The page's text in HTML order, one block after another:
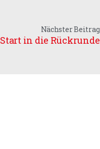
Nächster Beitrag
Start in die Rückrunde